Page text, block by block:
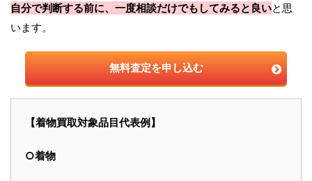
自分で判断する前に、一度相談だけでもしてみると良いと思
います。
無料査定を申し込む
【着物買取対象品目代表例】
○着物